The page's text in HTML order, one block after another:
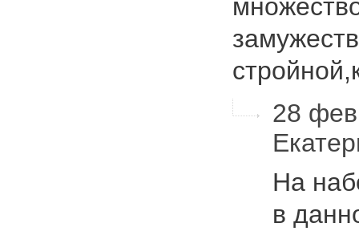
28
На
в